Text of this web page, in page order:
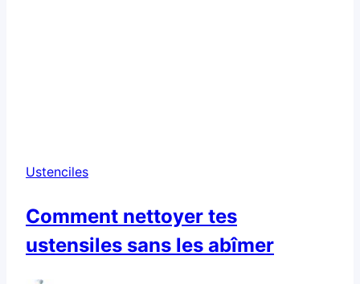
Ustenciles
Comment nettoyer tes
ustensiles sans les abîmer